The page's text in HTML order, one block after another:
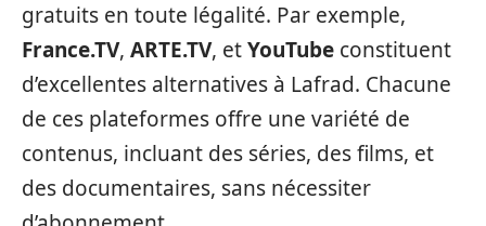
gratuits en toute légalité. Par exemple,
France.TV, ARTE.TV, etYouTube constituent
d’excellentes alternatives à Lafrad. Chacune
de ces plateformes offre une variété de
contenus, incluant des séries, des films, et
des documentaires, sans nécessiter